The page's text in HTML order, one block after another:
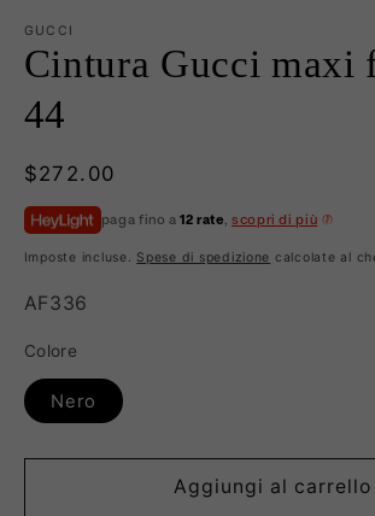
GUCCI
Cintura Gucci maxi
44
Prezzo
di
listino
$272.00
paga fino a12 rate scopri di più
Imposte incluse. Spese di spedizione calcolate al
SKU:
AF336
Colore
Nero
Aggiungi al carrello